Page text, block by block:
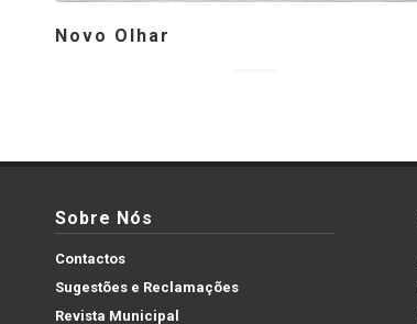
Novo Olhar
Sobre Nós
Contactos
Sugestões e Reclamações
Revista Municipal